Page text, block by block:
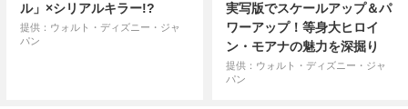
ル」×シリアルキラー!?
提供：ウォルト・ディズニー・ジャ
パン
実写版でスケールアップ＆パ
ワーアップ！等身大ヒロイ
ン・モアナの魅力を深掘り
提供：ウォルト・ディズニー・ジャ
パン